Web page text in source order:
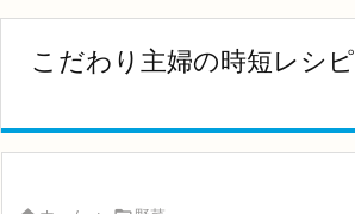
こだわり主婦の時短レシピ